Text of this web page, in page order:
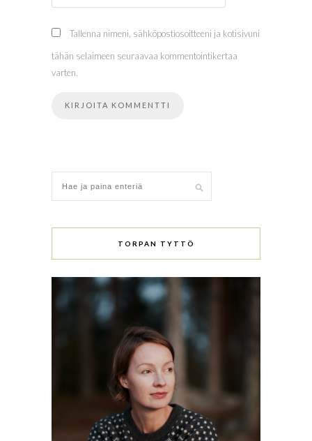
Tallenna nimeni, sähköpostiosoitteeni ja kotisivuni
tähän selaimeen seuraavaa kommentointikertaa
varten.
TORPAN TYTTÖ